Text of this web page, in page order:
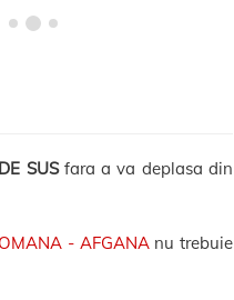
SUSfara a va deplasa din
- AFGANAnu trebuie